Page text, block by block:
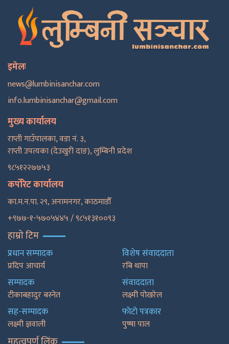
इमेलः
news@lumbinisanchar.com
info.lumbinisanchar@gmail.com
मुख्य कार्यालय
राप्ती गाउँपालका, वडा नं. ३,
राप्ती उपत्यका (देउखुरी दाङ), लुम्बिनी प्रदेश
९८५१२२७७५३
कर्पोरेट कार्यालय
का.म.न.पा. २९, अनामनगर, काठमाडाैँ
+९७७-१-५७०५४४५ / ९८५१३१००९३
हाम्रो टिम
प्रधान सम्पादक
प्रदिप आचार्य
सम्पादक
टीकाबहादुर बस्नेत
सह-सम्पादक
लक्ष्मी ज्ञवाली
विशेष संवाददाता
रबि थापा
संवाददाता
लक्ष्मी पोखरेल
फाेटाे पत्रकार
पुष्षा पाल